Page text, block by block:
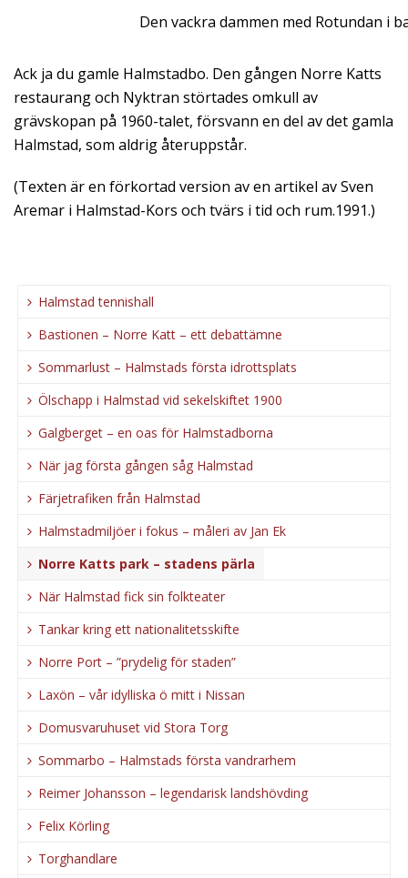
Den vackra dammen med Rotundan i
Ack ja du gamle Halmstadbo. Den gången Norre Katts
restaurang och Nyktran störtades omkull av
grävskopan på 1960-talet, försvann en del av det gamla
Halmstad, som aldrig återuppstår.
(Texten är en förkortad version av en artikel av Sven
Aremar i Halmstad-Kors och tvärs i tid och rum.1991.)
Halmstad tennishall
Bastionen – Norre Katt – ett debattämne
Sommarlust – Halmstads första idrottsplats
Ölschapp i Halmstad vid sekelskiftet 1900
Galgberget – en oas för Halmstadborna
När jag första gången såg Halmstad
Färjetrafiken från Halmstad
Halmstadmiljöer i fokus – måleri av Jan Ek
Norre Katts park – stadens pärla
När Halmstad fick sin folkteater
Tankar kring ett nationalitetsskifte
Norre Port – ”prydelig för staden”
Laxön – vår idylliska ö mitt i Nissan
Domusvaruhuset vid Stora Torg
Sommarbo – Halmstads första vandrarhem
Reimer Johansson – legendarisk landshövding
Felix Körling
Torghandlare